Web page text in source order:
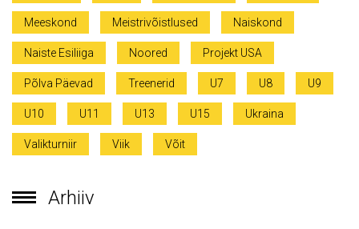
Meeskond Meistrivõistlused Naiskond
Naiste Esiliiga Noored Projekt USA
Põlva Päevad Treenerid U7 U8 U9
U10 U11 U13 U15 Ukraina
Valikturniir Viik Võit
Arhiiv